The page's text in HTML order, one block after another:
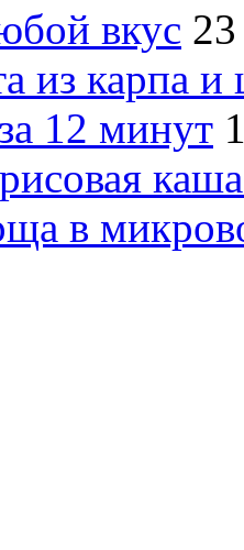
вкус
из карпа
12 минут
в